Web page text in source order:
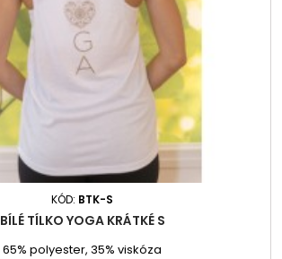
KÓD: BTK-S
BÍLÉ TÍLKO YOGA KRÁTKÉ S
65% polyester, 35% viskóza